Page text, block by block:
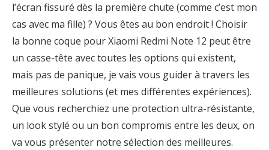
l’écran fissuré dès la première chute (comme c’est mon
cas avec ma fille) ? Vous êtes au bon endroit ! Choisir
la bonne coque pour Xiaomi Redmi Note 12 peut être
un casse-tête avec toutes les options qui existent,
mais pas de panique, je vais vous guider à travers les
meilleures solutions (et mes différentes expériences).
Que vous recherchiez une protection ultra-résistante,
un look stylé ou un bon compromis entre les deux, on
va vous présenter notre sélection des meilleures.